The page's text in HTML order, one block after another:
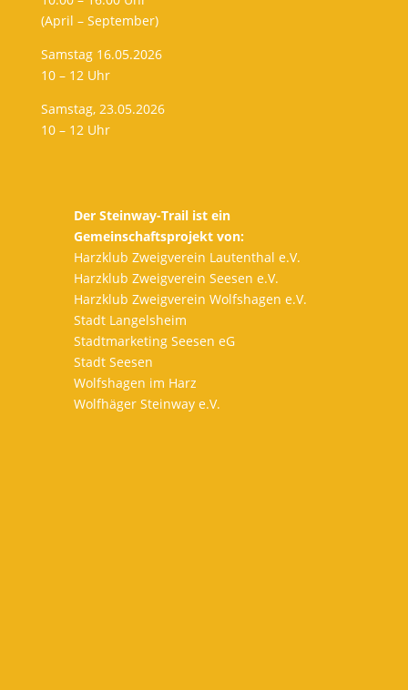
(April – September)
Samstag 16.05.2026
10 – 12 Uhr
Samstag, 23.05.2026
10 – 12 Uhr
Der Steinway-Trail ist ein
Gemeinschaftsprojekt von:
Harzklub Zweigverein Lautenthal e.V.
Harzklub Zweigverein Seesen e.V.
Harzklub Zweigverein Wolfshagen e.V.
Stadt Langelsheim
Stadtmarketing Seesen eG
Stadt Seesen
Wolfshagen im Harz
Wolfhäger Steinway e.V.